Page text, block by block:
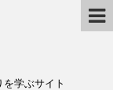
学ぶサイト